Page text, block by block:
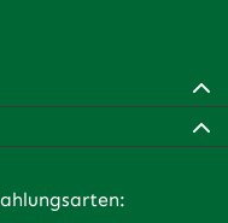
in neuem Tab
öffnet in neuem Tab
LinkedIn – öffnet in
inspirieren – öffnet
uns auf Xing – öffnet
Videos auf YouTube